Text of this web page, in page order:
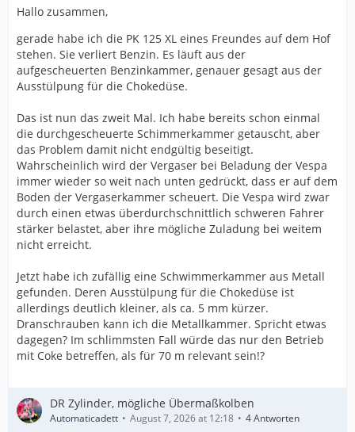
Hallo zusammen,
gerade habe ich die PK 125 XL eines Freundes auf dem Hof
stehen. Sie verliert Benzin. Es läuft aus der
aufgescheuerten Benzinkammer, genauer gesagt aus der
Ausstülpung für die Chokedüse.
Das ist nun das zweit Mal. Ich habe bereits schon einmal
die durchgescheuerte Schimmerkammer getauscht, aber
das Problem damit nicht endgültig beseitigt.
Wahrscheinlich wird der Vergaser bei Beladung der Vespa
immer wieder so weit nach unten gedrückt, dass er auf dem
Boden der Vergaserkammer scheuert. Die Vespa wird zwar
durch einen etwas überdurchschnittlich schweren Fahrer
stärker belastet, aber ihre mögliche Zuladung bei weitem
nicht erreicht.
Jetzt habe ich zufällig eine Schwimmerkammer aus Metall
gefunden. Deren Ausstülpung für die Chokedüse ist
allerdings deutlich kleiner, als ca. 5 mm kürzer.
Dranschrauben kann ich die Metallkammer. Spricht etwas
dagegen? Im schlimmsten Fall würde das nur den Betrieb
mit Coke betreffen, als für 70 m relevant sein!?
DR Zylinder, mögliche Übermaßkolben
Automaticadett August 7, 2026 at 12:18 4 Antworten